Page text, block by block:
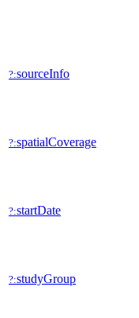
?:sourceInfo
?:spatialCoverage
?:startDate
?:studyGroup